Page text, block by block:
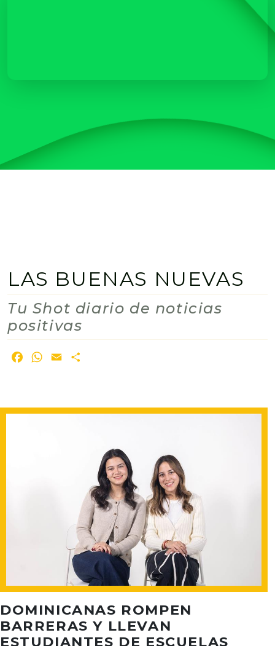
LAS BUENAS NUEVAS
Tu Shot diario de noticias
positivas
Facebook
WhatsApp
Email
DOMINICANAS ROMPEN
BARRERAS Y LLEVAN
ESTUDIANTES DE ESCUELAS